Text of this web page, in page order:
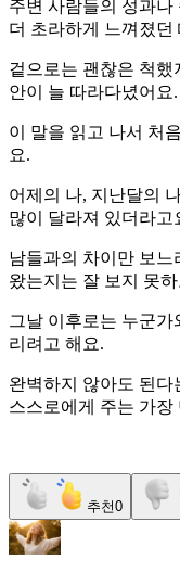
주변 사람들의 성과
더 초라하게 느껴졌던
겉으로는 괜찮은 척
안이 늘 따라다녔어요.
이 말을 읽고 나서 처
요.
어제의 나, 지난달의
많이 달라져 있더라고
남들과의 차이만 보느
왔는지는 잘 보지 못
그날 이후로는 누군
리려고 해요.
완벽하지 않아도 된다
스스로에게 주는 가장
추천0